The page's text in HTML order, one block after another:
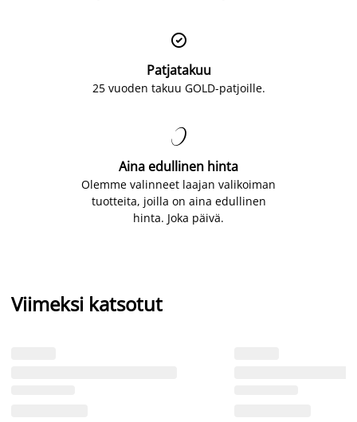

Patjatakuu
25 vuoden takuu GOLD-patjoille.

Aina edullinen hinta
Olemme valinneet laajan valikoiman
tuotteita, joilla on aina edullinen
hinta. Joka päivä.
Viimeksi katsotut